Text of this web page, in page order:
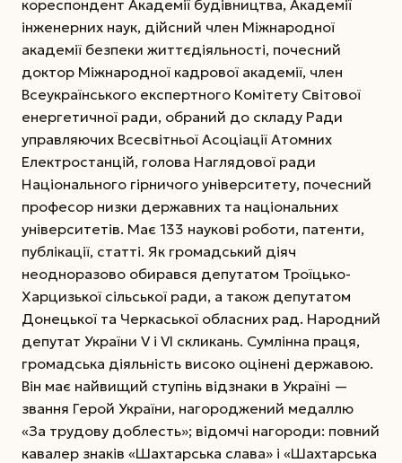
кореспондент Академії будівництва, Академії
інженерних наук, дійсний член Міжнародної
академії безпеки життєдіяльності, почесний
доктор Міжнародної кадрової академії, член
Всеукраїнського експертного Комітету Світової
енергетичної ради, обраний до складу Ради
управляючих Всесвітньої Асоціації Атомних
Електростанцій, голова Наглядової ради
Національного гірничого університету, почесний
професор низки державних та національних
університетів. Має 133 наукові роботи, патенти,
публікації, статті. Як громадський діяч
неодноразово обирався депутатом Троїцько-
Харцизької сільської ради, а також депутатом
Донецької та Черкаської обласних рад. Народний
депутат України V і VI скликань. Сумлінна праця,
громадська діяльність високо оцінені державою.
Він має найвищий ступінь відзнаки в Україні —
звання Герой України, нагороджений медаллю
«За трудову доблесть»; відомчі нагороди: повний
кавалер знаків «Шахтарська слава» і «Шахтарська